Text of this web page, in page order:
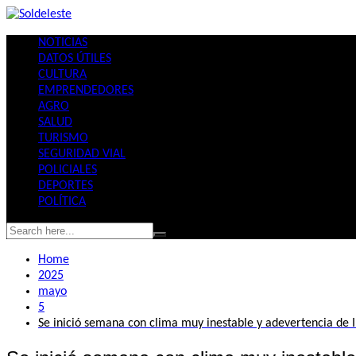
Skip
contentNOTICIAS
DATOS ÚTILES
CULTURA
EMPRENDEDORES
AGRO
SALUD
TURISMO
SEGURIDAD VIAL
POLICIALES
DEPORTES
POLÍTICA
Home
2025
mayo
5
Se inició semana con clima muy inestable y adevertencia de